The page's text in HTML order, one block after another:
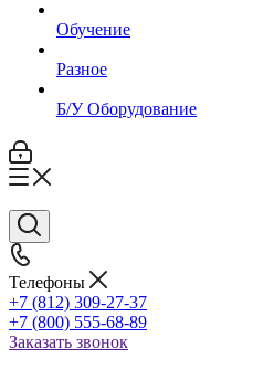
Обучение
Разное
Б/У Оборудование
Телефоны
+7 (812) 309-27-37
+7 (800) 555-68-89
Заказать звонок